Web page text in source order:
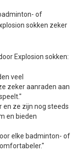
of
sokken zeker
Explosion sokken:
veel
zeker aanraden aan
en ze zijn nog steeds
en bieden
elke badminton- of